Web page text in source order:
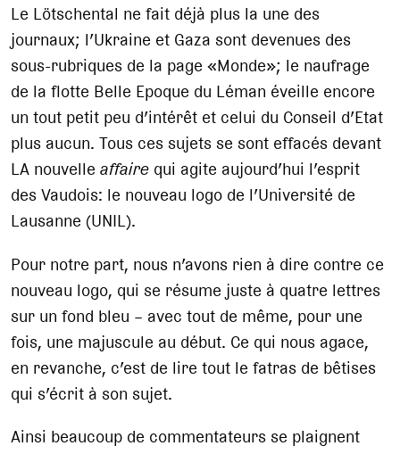
Le Lötschental ne fait déjà plus la une des
journaux; l’Ukraine et Gaza sont devenues des
sous-rubriques de la page «Monde»; le naufrage
de la flotte Belle Epoque du Léman éveille encore
un tout petit peu d’intérêt et celui du Conseil d’Etat
plus aucun. Tous ces sujets se sont effacés devant
LA nouvelleaffaire qui agite aujourd’hui l’esprit
des Vaudois: le nouveau logo de l’Université de
Lausanne (UNIL).
Pour notre part, nous n’avons rien à dire contre ce
nouveau logo, qui se résume juste à quatre lettres
sur un fond bleu – avec tout de même, pour une
fois, une majuscule au début. Ce qui nous agace,
en revanche, c’est de lire tout le fatras de bêtises
qui s’écrit à son sujet.
Ainsi beaucoup de commentateurs se plaignent